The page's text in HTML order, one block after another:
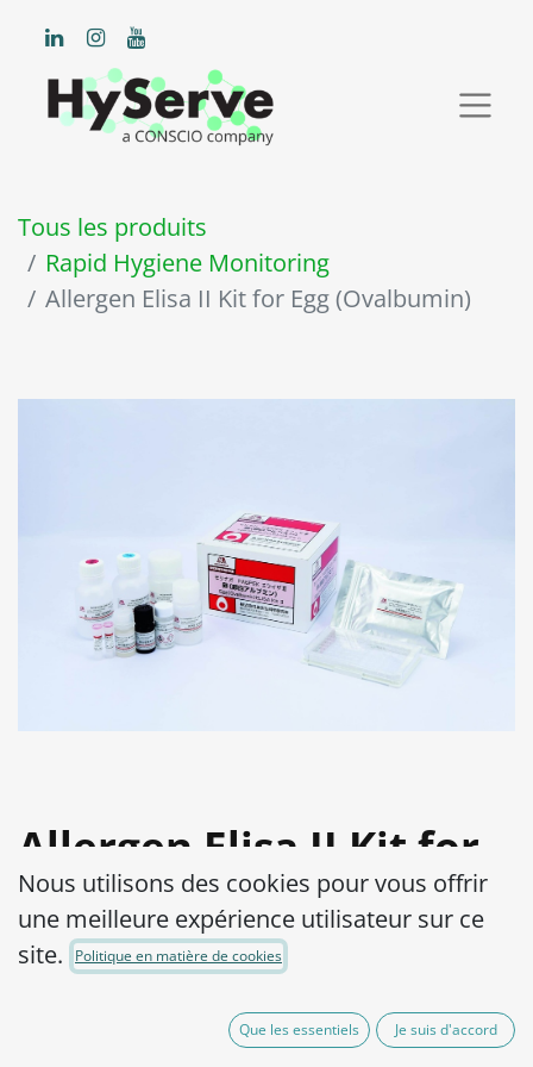
Tous les produits
Rapid Hygiene Monitoring
Allergen Elisa II Kit for Egg (Ovalbumin)
Allergen Elisa II Kit for
Egg (Ovalbumin)
Product Code:15000052-001
and heated food
Nous utilisons des cookies pour vous offrir
une meilleure expérience utilisateur sur ce
site.
Politique en matière de cookies
Que les essentiels Je suis d'accord